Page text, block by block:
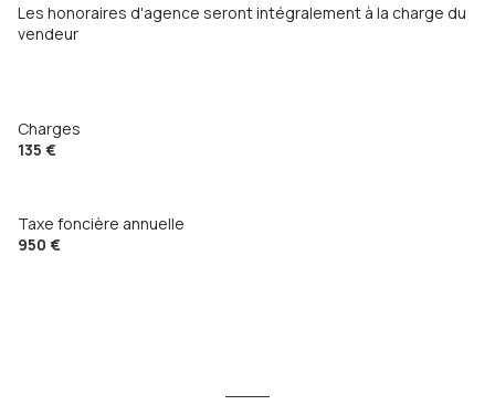
Les honoraires d'agence seront intégralement à la charge du
vendeur
Charges
135 €
Taxe foncière annuelle
950 €